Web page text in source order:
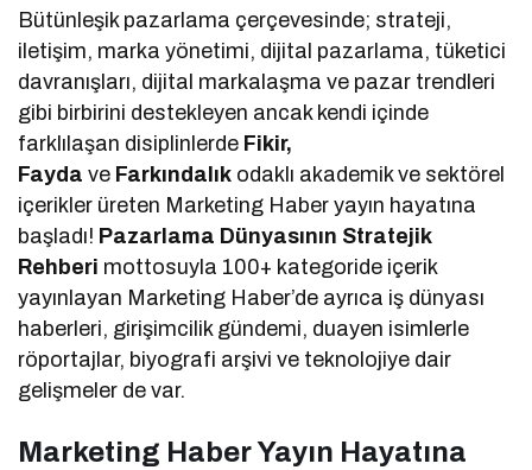
Bütünleşik pazarlama çerçevesinde; strateji,
iletişim, marka yönetimi, dijital pazarlama, tüketici
davranışları, dijital markalaşma ve pazar trendleri
gibi birbirini destekleyen ancak kendi içinde
farklılaşan disiplinlerde Fikir,
Fayda ve Farkındalık odaklı akademik ve sektörel
içerikler üreten Marketing Haber yayın hayatına
başladı! Pazarlama Dünyasının Stratejik
Rehberi mottosuyla 100+ kategoride içerik
yayınlayan Marketing Haber’de ayrıca iş dünyası
haberleri, girişimcilik gündemi, duayen isimlerle
röportajlar, biyografi arşivi ve teknolojiye dair
gelişmeler de var.
Marketing Haber Yayın Hayatına